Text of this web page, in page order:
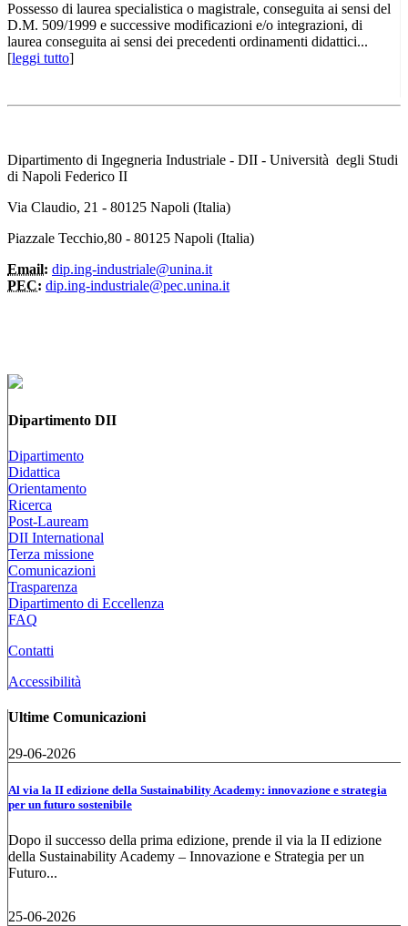
Possesso di laurea specialistica o magistrale, conseguita ai sensi del
D.M. 509/1999 e successive modificazioni e/o integrazioni, di
laurea conseguita ai sensi dei precedenti ordinamenti didattici...
[leggi tutto]
Dipartimento di Ingegneria Industriale - DII - Università degli Studi
di Napoli Federico II
Via Claudio, 21 - 80125 Napoli (Italia)
Piazzale Tecchio,80 - 80125 Napoli (Italia)
Email: dip.ing-industriale@unina.it
PEC: dip.ing-industriale@pec.unina.it
Dipartimento DII
Dipartimento
Didattica
Orientamento
Ricerca
Post-Lauream
DII International
Terza missione
Comunicazioni
Trasparenza
Dipartimento di Eccellenza
FAQ
Contatti
Accessibilità
Ultime Comunicazioni
29-06-2026
Al via la II edizione della Sustainability Academy: innovazione e strategia
per un futuro sostenibile
Dopo il successo della prima edizione, prende il via la II edizione
della Sustainability Academy – Innovazione e Strategia per un
Futuro...
25-06-2026